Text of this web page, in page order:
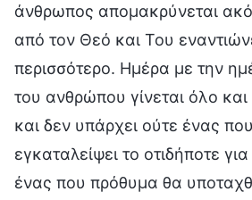
άνθρωπος απομακρύνεται
από τον Θεό και Του
περισσότερο. Ημέρα με την
του ανθρώπου γίνεται όλο και
και δεν υπάρχει ούτε ένας
εγκαταλείψει το οτιδήποτε
ένας που πρόθυμα θα